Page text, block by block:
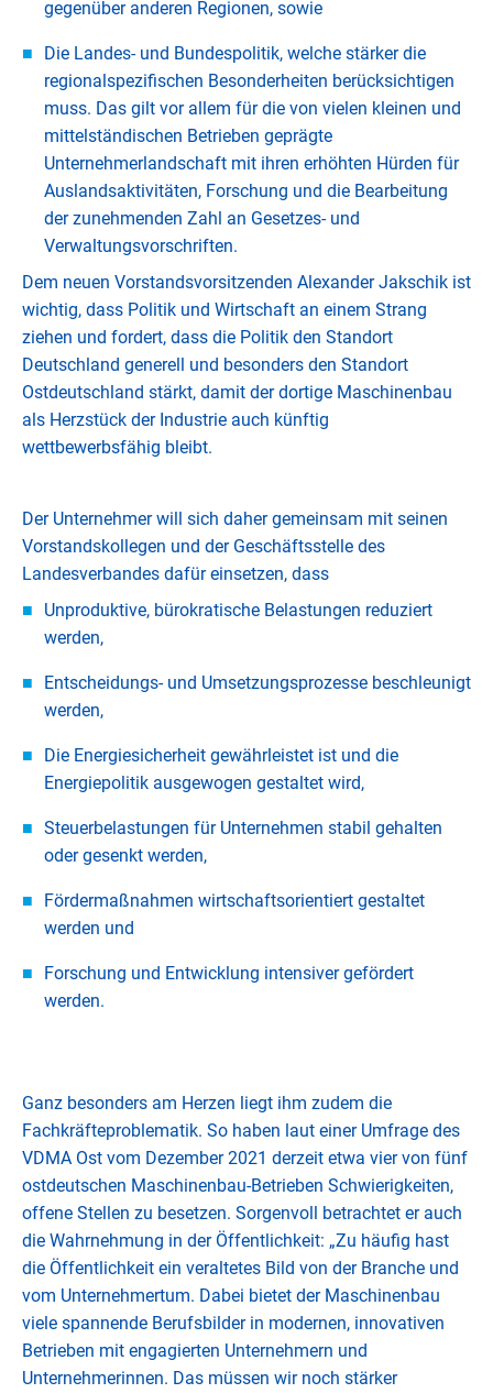
gegenüber anderen Regionen, sowie
Die Landes- und Bundespolitik, welche stärker die
regionalspezifischen Besonderheiten berücksichtigen
muss. Das gilt vor allem für die von vielen kleinen und
mittelständischen Betrieben geprägte
Unternehmerlandschaft mit ihren erhöhten Hürden für
Auslandsaktivitäten, Forschung und die Bearbeitung
der zunehmenden Zahl an Gesetzes- und
Verwaltungsvorschriften.
Dem neuen Vorstandsvorsitzenden Alexander Jakschik ist
wichtig, dass Politik und Wirtschaft an einem Strang
ziehen und fordert, dass die Politik den Standort
Deutschland generell und besonders den Standort
Ostdeutschland stärkt, damit der dortige Maschinenbau
als Herzstück der Industrie auch künftig
wettbewerbsfähig bleibt.
Der Unternehmer will sich daher gemeinsam mit seinen
Vorstandskollegen und der Geschäftsstelle des
Landesverbandes dafür einsetzen, dass
Unproduktive, bürokratische Belastungen reduziert
werden,
Entscheidungs- und Umsetzungsprozesse beschleunigt
werden,
Die Energiesicherheit gewährleistet ist und die
Energiepolitik ausgewogen gestaltet wird,
Steuerbelastungen für Unternehmen stabil gehalten
oder gesenkt werden,
Fördermaßnahmen wirtschaftsorientiert gestaltet
werden und
Forschung und Entwicklung intensiver gefördert
werden.
Ganz besonders am Herzen liegt ihm zudem die
Fachkräfteproblematik. So haben laut einer Umfrage des
VDMA Ost vom Dezember 2021 derzeit etwa vier von fünf
ostdeutschen Maschinenbau-Betrieben Schwierigkeiten,
offene Stellen zu besetzen. Sorgenvoll betrachtet er auch
die Wahrnehmung in der Öffentlichkeit: „Zu häufig hast
die Öffentlichkeit ein veraltetes Bild von der Branche und
vom Unternehmertum. Dabei bietet der Maschinenbau
viele spannende Berufsbilder in modernen, innovativen
Betrieben mit engagierten Unternehmern und
Unternehmerinnen. Das müssen wir noch stärker